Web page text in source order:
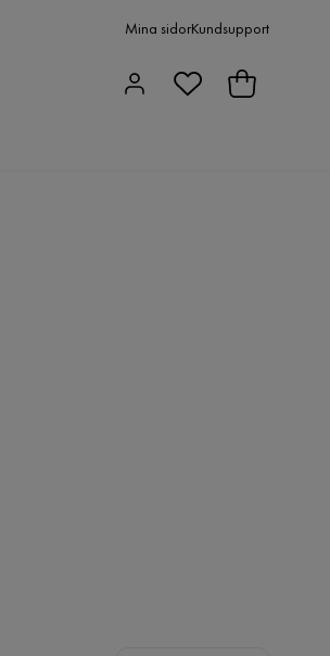
Mina sidorKundsupport